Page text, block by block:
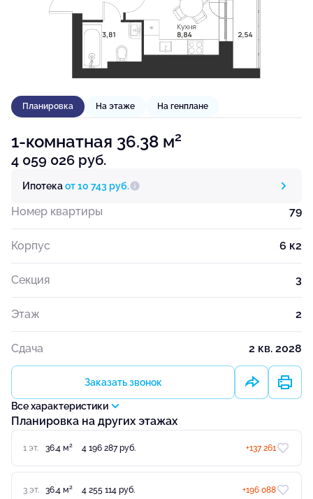
Планировка На этаже На генплане
1-комнатная 36.38 м2
4 059 026 руб.
Ипотекаот 10 743 руб.
Номер квартиры 79
Корпус 6 к2
Секция 3
Этаж 2
Сдача 2 кв. 2028
Заказать звонок
Все характеристики
Планировка на других этажах
1 эт. 36.4 м2 4 196 287 руб. +137 261
3 эт. 36.4 м2 4 255 114 руб. +196 088